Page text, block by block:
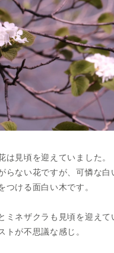
は見頃を迎えていました。
らない花ですが、可憐な白
つける面白い木です。
ミネザクラも見頃を迎えて
トが不思議な感じ。